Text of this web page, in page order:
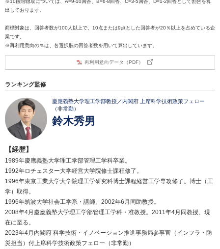
※10段階聴取については、A=9-10回答、B=6-8回答、C=3-5回答、D=1-2回答として割合を算
出しております。
商標対象は、回答者数が100人以上で、10点または9点とした回答者が20％以上を占めている企
業です。
※再利用意向の％は、各選択肢の回答者数を用いて算出しています。
再利用意向データ（PDF）
ランキング監修
慶應義塾大学理工学部教授／内閣府 上席科学技術政策フェロー
（非常勤）
鈴木秀男
【経歴】
1989年慶應義塾大学理工学部管理工学科卒業。
1992年ロチェスター大学経営大学院修士課程修了。
1996年東京工業大学大学院理工学研究科博士課程経営工学専攻修了。博士（工
学）取得。
1996年筑波大学社会工学系・講師。2002年6月同助教授。
2008年4月慶應義塾大学理工学部管理工学科・准教授。2011年4月同教授、現
在に至る。
2023年4月内閣府 科学技術・イノベーション推進事務局参事官（インフラ・防
災担当）付上席科学技術政策フェロー（非常勤）